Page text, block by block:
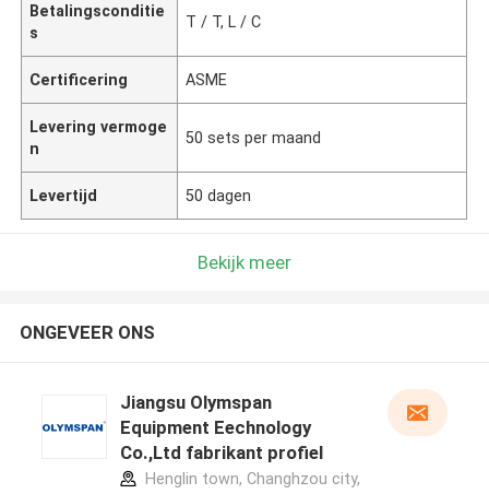
Betalingsconditie
s
T / T, L / C
Certificering ASME
Levering vermoge
n
50 sets per maand
Levertijd 50 dagen
Bekijk meer
ONGEVEER ONS
Jiangsu Olymspan
Equipment Eechnology
Co.,Ltd fabrikant profiel
Henglin town, Changhzou city,